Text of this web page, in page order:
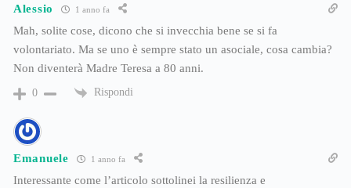
Alessio 1 anno fa
Mah, solite cose, dicono che si invecchia bene se si fa
volontariato. Ma se uno è sempre stato un asociale, cosa cambia?
Non diventerà Madre Teresa a 80 anni.
0 Rispondi
Emanuele 1 anno fa
Interessante come l’articolo sottolinei la resilienza e